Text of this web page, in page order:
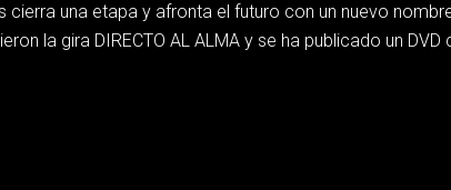
cierra una etapa y afronta el futuro con un nuevo
la gira DIRECTO AL ALMA y se ha publicado un